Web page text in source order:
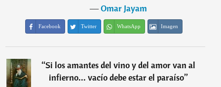
―Omar Jayam
Facebook Twitter WhatsApp Imagen
“Si los amantes del vino y del amor van al
infierno... vacío debe estar el paraíso”